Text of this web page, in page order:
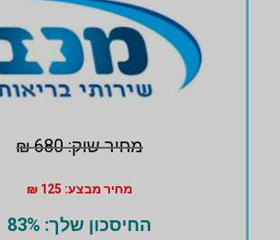
מחיר שוק: 680 ₪
מחיר מבצע: 125 ₪
החיסכון שלך: 83%